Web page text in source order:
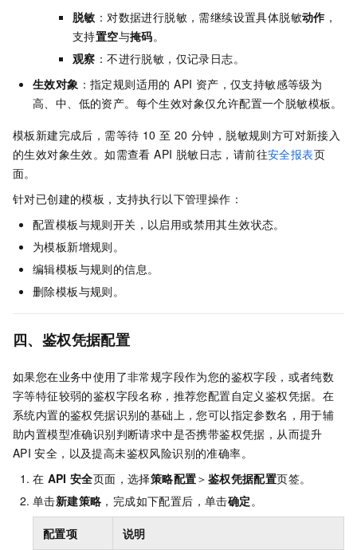
脱敏 ：对数据进行脱敏，需继续设置具体脱敏动作 ，
支持置空与掩码。
观察 ：不进行脱敏，仅记录日志。
生效对象 ：指定规则适用的 API 资产，仅支持敏感等级为
高、中、低的资产。每个生效对象仅允许配置一个脱敏模板。
模板新建完成后，需等待 10 至 20 分钟，脱敏规则方可对新接入
的生效对象生效。如需查看 API 脱敏日志，请前往安全报表页
面。
针对已创建的模板，支持执行以下管理操作：
配置模板与规则开关，以启用或禁用其生效状态。
为模板新增规则。
编辑模板与规则的信息。
删除模板与规则。
四、鉴权凭据配置
如果您在业务中使用了非常规字段作为您的鉴权字段，或者纯数
字等特征较弱的鉴权字段名称，推荐您配置自定义鉴权凭据。在
系统内置的鉴权凭据识别的基础上，您可以指定参数名，用于辅
助内置模型准确识别判断请求中是否携带鉴权凭据，从而提升
API 安全，以及提高未鉴权风险识别的准确率。
在 API 安全页面，选择策略配置＞ 鉴权凭据配置页签。
单击新建策略 ，完成如下配置后，单击确定 。
配置项 说明